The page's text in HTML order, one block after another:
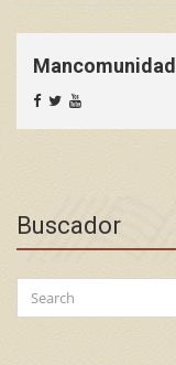
Mancomunidad
Buscador
Search
for: